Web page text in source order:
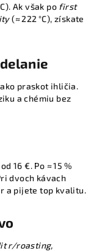
Ak však po first
(≈ 222 °C), získate
praskot ihličia.
a chémiu bez
16 €. Po ≈ 15 %
dvoch kávach
a pijete top kvalitu.
r/roasting,